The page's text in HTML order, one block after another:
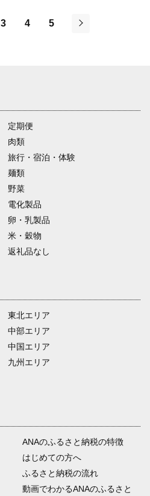
3 4
5
定期便
肉類
旅行・宿泊・体験
麺類
野菜
電化製品
卵・乳製品
米・穀物
返礼品なし
東北エリア
中部エリア
中国エリア
九州エリア
ANAのふるさと納税の特徴
はじめての方へ
ふるさと納税の流れ
動画でわかるANAのふるさと